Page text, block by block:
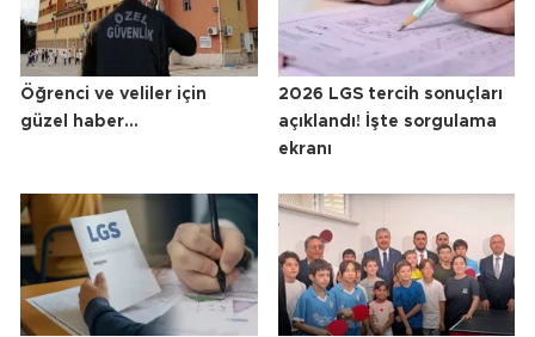
Öğrenci ve veliler için
güzel haber...
2026 LGS tercih sonuçları
açıklandı! İşte sorgulama
ekranı